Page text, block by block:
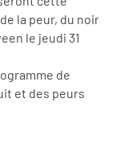
la peur, du noir
le jeudi 31
de
et des peurs